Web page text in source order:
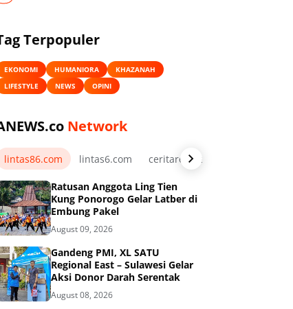
Terpopuler
EKONOMI HUMANIORA
KHAZANAH
LIFESTYLE
NEWS OPINI
Network
lintas86.com lintas6.com ceritarelawan.my.id
Ratusan Anggota Ling Tien
Kung Ponorogo Gelar Latber di
Embung Pakel
August 09, 2026
Gandeng PMI, XL SATU
Regional East – Sulawesi Gelar
Aksi Donor Darah Serentak
August 08, 2026